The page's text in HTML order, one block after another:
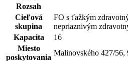
Rozsah
Cieľová
skupina
FO s ťažkým
nepriaznivým
Kapacita
16
Miesto
poskytovania
Malinovského 427/56,